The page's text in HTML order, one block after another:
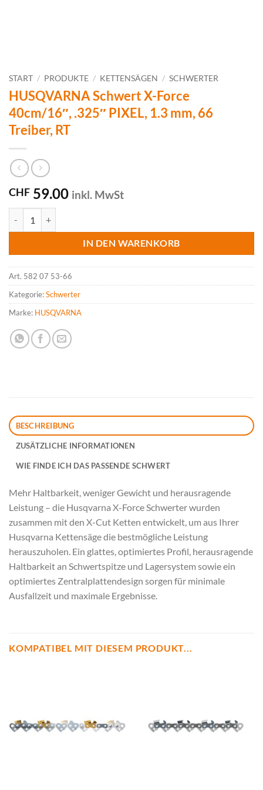
START / PRODUKTE / KETTENSÄGEN / SCHWERTER
HUSQVARNA Schwert X-Force
40cm/16″, .325″ PIXEL, 1.3 mm, 66
Treiber, RT
CHF 59.00 inkl. MwSt
IN DEN WARENKORB
Art. 582 07 53-66
Kategorie:Schwerter
Marke: HUSQVARNA
BESCHREIBUNG
ZUSÄTZLICHE INFORMATIONEN
WIE FINDE ICH DAS PASSENDE SCHWERT
Mehr Haltbarkeit, weniger Gewicht und herausragende
Leistung – die Husqvarna X-Force Schwerter wurden
zusammen mit den X-Cut Ketten entwickelt, um aus Ihrer
Husqvarna Kettensäge die bestmögliche Leistung
herauszuholen. Ein glattes, optimiertes Profil, herausragende
Haltbarkeit an Schwertspitze und Lagersystem sowie ein
optimiertes Zentralplattendesign sorgen für minimale
Ausfallzeit und maximale Ergebnisse.
KOMPATIBEL MIT DIESEM PRODUKT...